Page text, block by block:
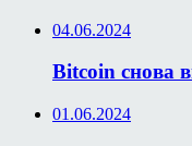
04.06.2024
Bitcoin снова
01.06.2024